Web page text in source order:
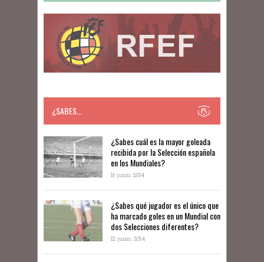
¿SABES…
​​¿Sabes cuál es la mayor goleada
recibida por la Selección española
en los Mundiales?
16 junio, 2014
¿Sabes qué jugador es el único que
ha marcado goles en un Mundial con
dos Selecciones diferentes?
12 junio, 2014